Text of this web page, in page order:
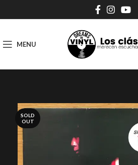
MENU
SOLD
OUT